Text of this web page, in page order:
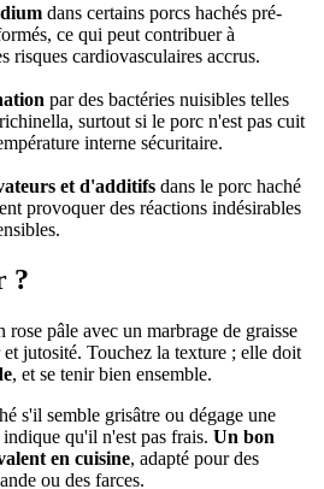
dans certains porcs hachés pré-
ce qui peut contribuer à
risques cardiovasculaires accrus.
par des bactéries nuisibles telles
surtout si le porc n'est pas cuit
interne sécuritaire.
et d'additifs dans le porc haché
provoquer des réactions indésirables
?
pâle avec un marbrage de graisse
jutosité. Touchez la texture ; elle doit
, et se tenir bien ensemble.
s'il semble grisâtre ou dégage une
qu'il n'est pas frais. Un bon
en cuisine, adapté pour des
ou des farces.